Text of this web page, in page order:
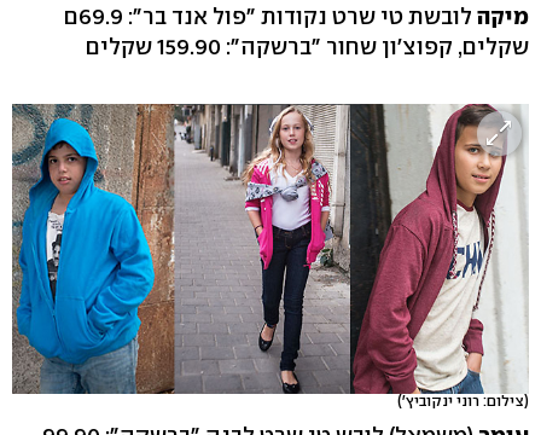
מיקה
לובשת טי שרט נקודות "פול אנד בר": 69.9ם
שקלים, קפוצ'ון שחור "ברשקה": 159.90 שקלים
(צילום: רוני ינקוביץ')